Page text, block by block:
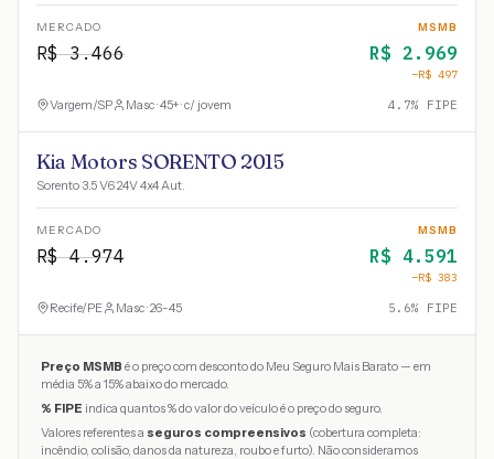
MERCADO
R$3.466
MSMB
R$ 2.969
−R$ 497
Vargem/SP Masc · 45+ · c/ jovem 4.7% FIPE
Kia Motors SORENTO 2015
Sorento 3.5 V6 24V 4x4 Aut.
MERCADO
R$4.974
MSMB
R$ 4.591
−R$ 383
Recife/PE Masc · 26-45 5.6% FIPE
Preço MSMB é o preço com desconto do Meu Seguro Mais Barato — em
média 5% a 15% abaixo do mercado.
% FIPE indica quantos % do valor do veículo é o preço do seguro.
Valores referentes a seguros compreensivos (cobertura completa:
incêndio, colisão, danos da natureza, roubo e furto). Não consideramos